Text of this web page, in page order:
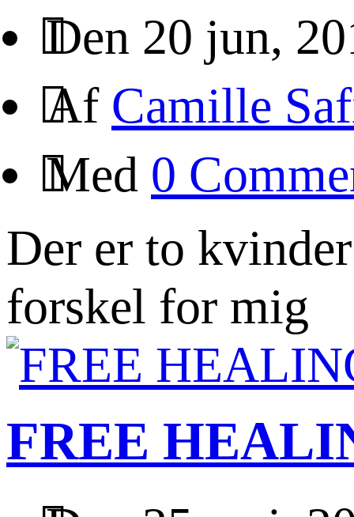
Den 20 jun,
Af Camille
Med 0
Der er to
forskel for mig
FREE